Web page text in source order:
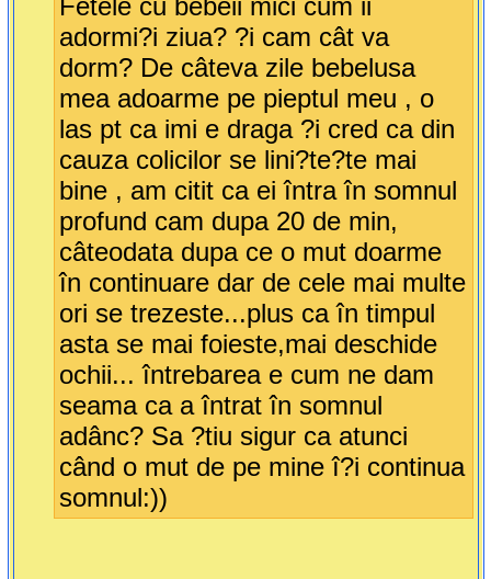
Fetele cu bebeii mici cum ii
adormi?i ziua? ?i cam cât va
dorm? De câteva zile bebelusa
mea adoarme pe pieptul meu , o
las pt ca imi e draga ?i cred ca din
cauza colicilor se lini?te?te mai
bine , am citit ca ei întra în somnul
profund cam dupa 20 de min,
câteodata dupa ce o mut doarme
în continuare dar de cele mai multe
ori se trezeste...plus ca în timpul
asta se mai foieste,mai deschide
ochii... întrebarea e cum ne dam
seama ca a întrat în somnul
adânc? Sa ?tiu sigur ca atunci
când o mut de pe mine î?i continua
somnul:))